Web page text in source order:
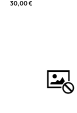
30,00 €